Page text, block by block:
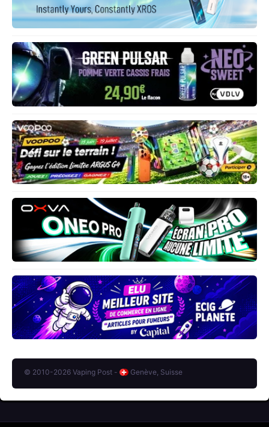
© 2010-2026 Vaping Post - Genève, Suisse